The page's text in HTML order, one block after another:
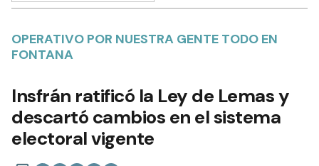
OPERATIVO POR NUESTRA GENTE TODO EN
FONTANA
Insfrán ratificó la Ley de Lemas y
descartó cambios en el sistema
electoral vigente